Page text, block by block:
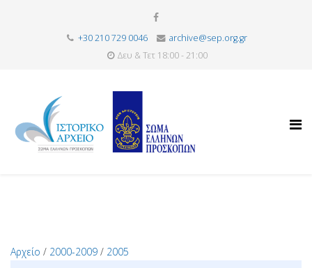
+30 210 729 0046
archive@sep.org.gr
Δευ & Τετ 18:00 - 21:00
Αρχείο / 2000-2009 / 2005